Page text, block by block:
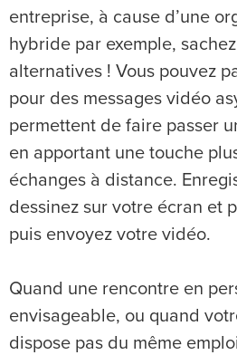
entreprise, à cause d’une
hybride par exemple,
alternatives ! Vous pouvez
pour des messages vidéo
permettent de faire passer
en apportant une touche
échanges à distance.
dessinez sur votre écran et
puis envoyez votre vidéo.
Quand une rencontre en
envisageable, ou quand
dispose pas du même